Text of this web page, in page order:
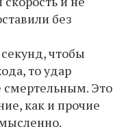
без
чтобы
то удар
Это
как и прочие